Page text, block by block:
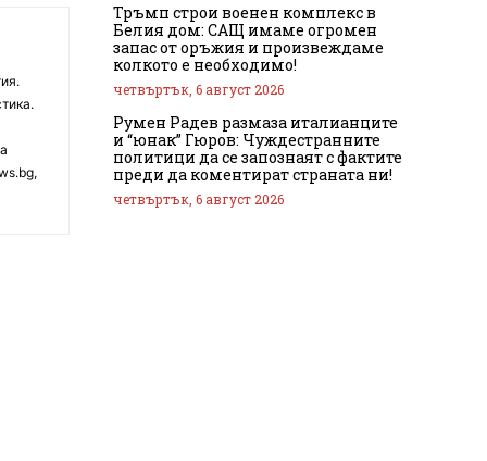
Тръмп строи военен комплекс в
Белия дом: САЩ имаме огромен
запас от оръжия и произвеждаме
колкото е необходимо!
четвъртък, 6 август 2026
Румен Радев размаза италианците
и “юнак” Гюров: Чуждестранните
политици да се запознаят с фактите
преди да коментират страната ни!
четвъртък, 6 август 2026